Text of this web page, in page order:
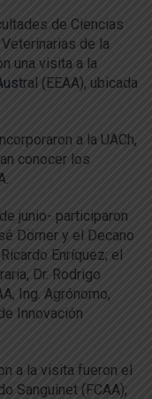
de Ciencias
de la
una visita a la
ral (EEAA), ubicada
a la UACh,
conocer los
junio- participaron
Dörner y el Decano
Enríquez; el
Dr. Rodrigo
Ing. Agrónomo,
Innovación
a la visita fueron el
Sanguinet (FCAA);